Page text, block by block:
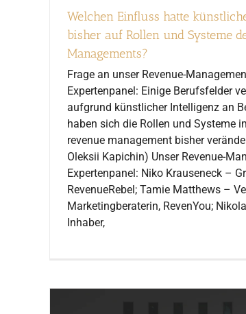
Welchen Einfluss hatte
bisher auf Rollen und Systeme
Managements?
Frage an unser Revenue-
Expertenpanel: Einige Berufsfelder
aufgrund künstlicher Intelligenz an
haben sich die Rollen und Systeme
revenue management bisher
Oleksii Kapichin) Unser Revenue-
Expertenpanel: Niko Krauseneck –
RevenueRebel; Tamie Matthews –
Marketingberaterin, RevenYou;
Inhaber,